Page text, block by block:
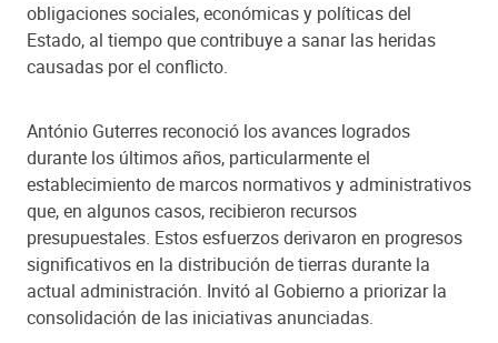
obligaciones sociales, económicas y políticas del
Estado, al tiempo que contribuye a sanar las heridas
causadas por el conflicto.
António Guterres reconoció los avances logrados
durante los últimos años, particularmente el
establecimiento de marcos normativos y administrativos
que, en algunos casos, recibieron recursos
presupuestales. Estos esfuerzos derivaron en progresos
significativos en la distribución de tierras durante la
actual administración. Invitó al Gobierno a priorizar la
consolidación de las iniciativas anunciadas.